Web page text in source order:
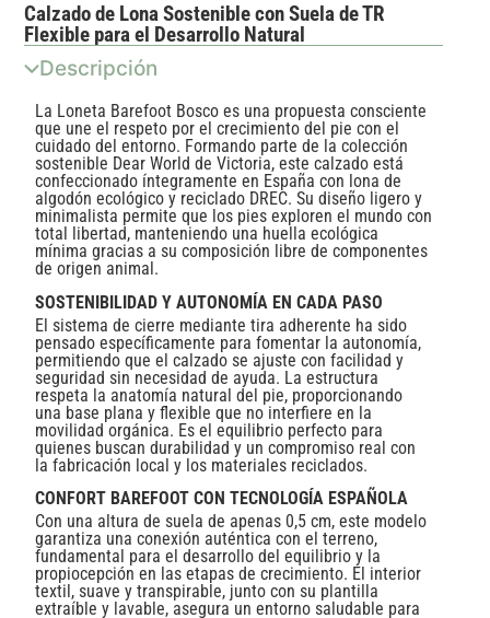
Calzado de Lona Sostenible con Suela de TR
Flexible para el Desarrollo Natural
Descripción
La Loneta Barefoot Bosco es una propuesta consciente
que une el respeto por el crecimiento del pie con el
cuidado del entorno. Formando parte de la colección
sostenible Dear World de Victoria, este calzado está
confeccionado íntegramente en España con lona de
algodón ecológico y reciclado DREC. Su diseño ligero y
minimalista permite que los pies exploren el mundo con
total libertad, manteniendo una huella ecológica
mínima gracias a su composición libre de componentes
de origen animal.
SOSTENIBILIDAD Y AUTONOMÍA EN CADA PASO
El sistema de cierre mediante tira adherente ha sido
pensado específicamente para fomentar la autonomía,
permitiendo que el calzado se ajuste con facilidad y
seguridad sin necesidad de ayuda. La estructura
respeta la anatomía natural del pie, proporcionando
una base plana y flexible que no interfiere en la
movilidad orgánica. Es el equilibrio perfecto para
quienes buscan durabilidad y un compromiso real con
la fabricación local y los materiales reciclados.
CONFORT BAREFOOT CON TECNOLOGÍA ESPAÑOLA
Con una altura de suela de apenas 0,5 cm, este modelo
garantiza una conexión auténtica con el terreno,
fundamental para el desarrollo del equilibrio y la
propiocepción en las etapas de crecimiento. El interior
textil, suave y transpirable, junto con su plantilla
extraíble y lavable, asegura un entorno saludable para